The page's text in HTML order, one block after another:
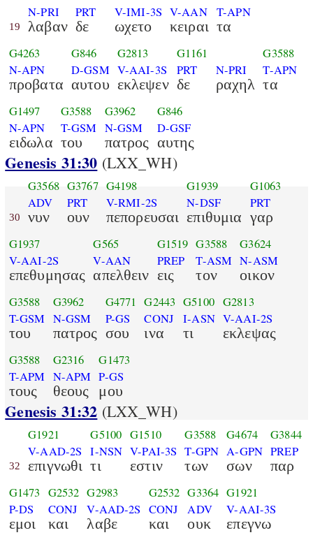
19
N-PRI
λαβαν
PRT
δε
V-IMI-3S
ωχετο
V-AAN
κειραι
T-APN
τα
G4263
N-APN
προβατα
G846
D-GSM
αυτου
G2813
V-AAI-3S
εκλεψεν
G1161
PRT
δε
N-PRI
ραχηλ
G3588
T-APN
τα
G1497
N-APN
ειδωλα
G3588
T-GSM
του
G3962
N-GSM
πατρος
G846
D-GSF
αυτης
Genesis 31:30 (LXX_WH)
30
G3568
ADV
νυν
G3767
PRT
ουν
G4198
V-RMI-2S
πεπορευσαι
G1939
N-DSF
επιθυμια
G1063
PRT
γαρ
G1937
V-AAI-2S
επεθυμησας
G565
V-AAN
απελθειν
G1519
PREP
εις
G3588
T-ASM
τον
G3624
N-ASM
οικον
G3588
T-GSM
του
G3962
N-GSM
πατρος
G4771
P-GS
σου
G2443
CONJ
ινα
G5100
I-ASN
τι
G2813
V-AAI-2S
εκλεψας
G3588
T-APM
τους
G2316
N-APM
θεους
G1473
P-GS
μου
Genesis 31:32 (LXX_WH)
32
G1921
V-AAD-2S
επιγνωθι
G5100
I-NSN
τι
G1510
V-PAI-3S
εστιν
G3588
T-GPN
των
G4674
A-GPN
σων
G3844
PREP
παρ
G1473
P-DS
εμοι
G2532
CONJ
και
G2983
V-AAD-2S
λαβε
G2532
CONJ
και
G3364
ADV
ουκ
G1921
V-AAI-3S
επεγνω